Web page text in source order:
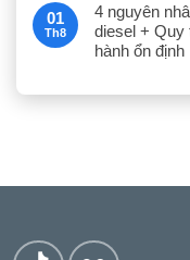
01
Th8
4 nguyên
diesel +
hành ổn định